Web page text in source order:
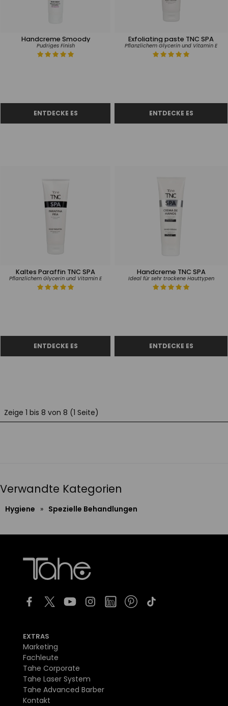
Handcreme Smoody
Pudriges Finish
Exfoliating paste TNC SPA
Pflanzlichem Glycerin und Vitamin E
Kaltes Paraffin TNC SPA
Pflanzlichem Glycerin und Vitamin E
Handcreme TNC SPA
Ideal für sehr trockene Hauttypen
Zeige 1 bis 8 von 8 (1 Seite)
Verwandte Kategorien
Hygiene » Spezielle Behandlungen
EXTRAS
Marketing
Fachleute
Tahe Corporate
Tahe Laser System
Tahe Advanced Barber
Kontakt